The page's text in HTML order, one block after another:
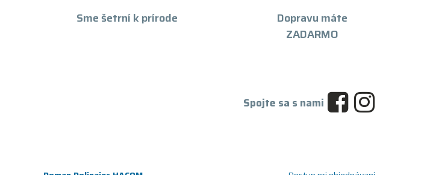
Sme šetrní k prírode
Dopravu máte
ZADARMO
Spojte sa s nami